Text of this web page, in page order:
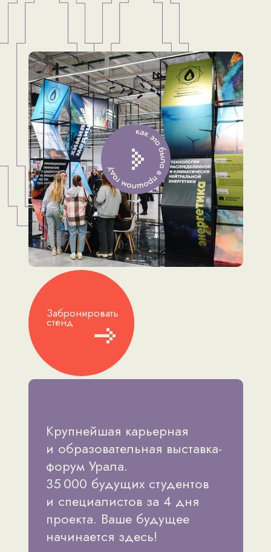
Крупнейшая карьерная
и образовательная выставка-
форум Урала.
35 000 будущих студентов
и специалистов за 4 дня
проекта. Ваше будущее
начинается здесь!
Забронировать
стенд